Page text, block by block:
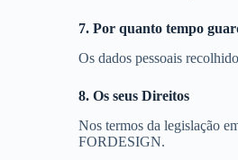
7. Por quanto tempo
Os dados pessoais
8. Os seus Direitos
Nos termos da legislação
FORDESIGN.